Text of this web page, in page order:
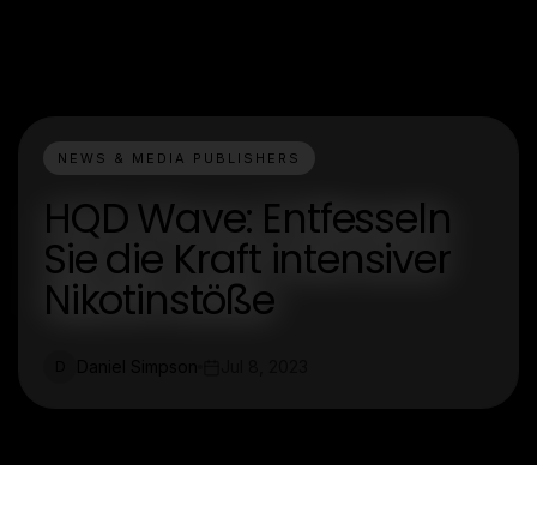
NEWS & MEDIA PUBLISHERS
HQD Wave: Entfesseln
Sie die Kraft intensiver
Nikotinstöße